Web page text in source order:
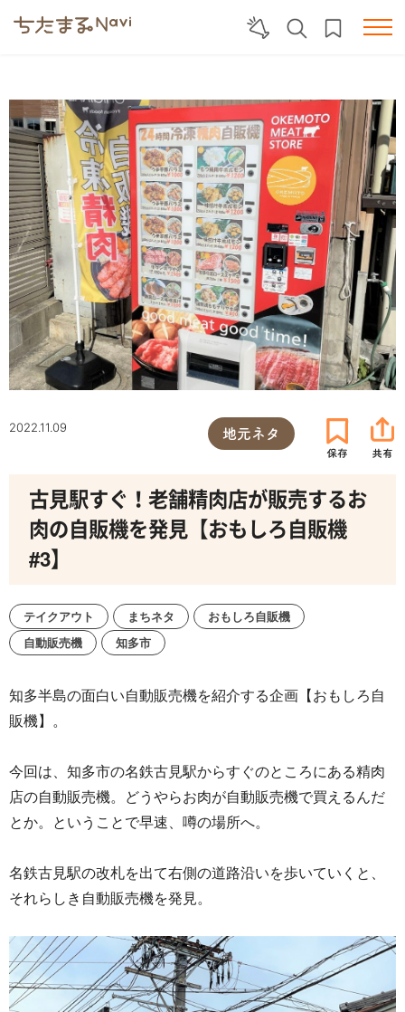
2022.11.09 地元ネタ
古見駅すぐ！老舗精肉店が販売するお
肉の自販機を発見【おもしろ自販機
#3】
テイクアウト まちネタ
おもしろ自販機
自動販売機
知多市
知多半島の面白い自動販売機を紹介する企画【おもしろ自
販機】。
今回は、知多市の名鉄古見駅からすぐのところにある精肉
店の自動販売機。どうやらお肉が自動販売機で買えるんだ
とか。ということで早速、噂の場所へ。
名鉄古見駅の改札を出て右側の道路沿いを歩いていくと、
それらしき自動販売機を発見。